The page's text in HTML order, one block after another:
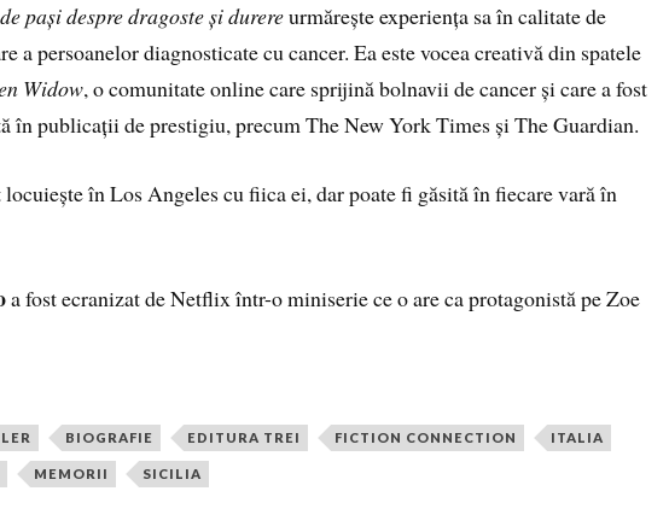
pași despre dragoste și durereurmărește experiența sa în calitate de
a persoanelor diagnosticate cu cancer. Ea este vocea creativă din spatele
Widow, o comunitate online care sprijină bolnavii de cancer și care a fost
în publicații de prestigiu, precum The New York Times și The Guardian.
în Los Angeles cu fiica ei, dar poate fi găsită în fiecare vară în
a fost ecranizat de Netflix într-o miniserie ce o are ca protagonistă pe Zoe
BIOGRAFIE EDITURA TREI FICTION CONNECTION ITALIA
MEMORII SICILIA